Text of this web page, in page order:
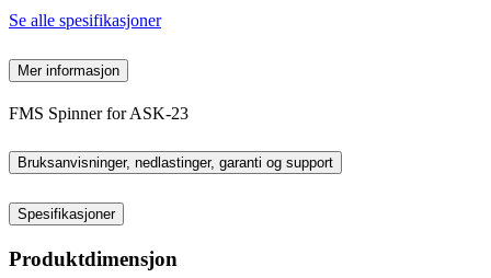
Se alle spesifikasjoner
Mer informasjon
FMS Spinner for ASK-23
Bruksanvisninger, nedlastinger, garanti og support
Spesifikasjoner
Produktdimensjon